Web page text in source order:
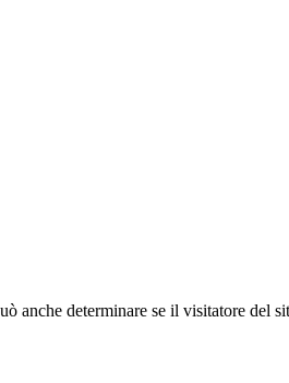
anche determinare se il visitatore del